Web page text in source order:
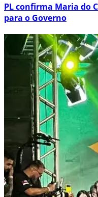
PL confirma Maria do
para o Governo